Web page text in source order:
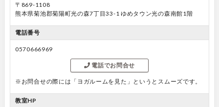
〒869-1108
熊本県菊池郡菊陽町光の森7丁目33-1 ゆめタウン光の森南館1階
電話番号
0570666969
電話でお問合せ
※お問合せの際には「ヨガルームを見た」というとスムーズです。
教室HP